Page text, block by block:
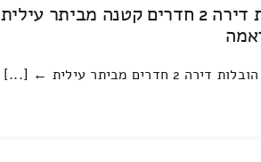
הובלת דירה 2 חדרים קטנה מביתר עילית
2 חדרים מביתר עילית ← [...]